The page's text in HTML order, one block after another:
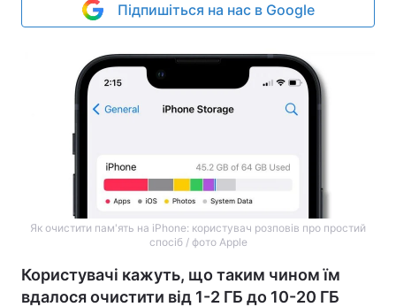
Підпишіться на нас в Google
Як очистити пам'ять на iPhone: користувач розповів про простий
спосіб / фото Apple
Користувачі кажуть, що таким чином їм
вдалося очистити від 1-2 ГБ до 10-20 ГБ